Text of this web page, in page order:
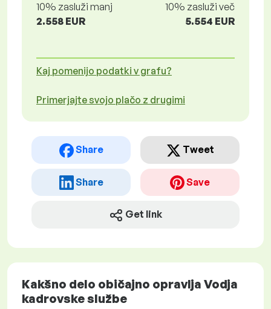
10% zasluži manj
2.558 EUR
10% zasluži več
5.554 EUR
Kaj pomenijo podatki v grafu?
Primerjajte svojo plačo z drugimi
Share Tweet
Share Save
Get link
Kakšno delo običajno opravlja Vodja
kadrovske službe